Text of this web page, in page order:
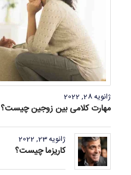
ژانویه 28, 2022
مهارت کلامی بین زوجین چیست؟
ژانویه 23, 2022
کاریزما چیست؟